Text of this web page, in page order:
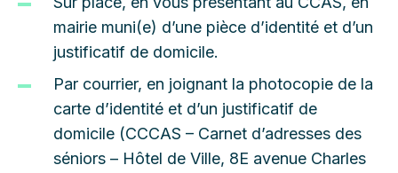
mairie muni(e) d’une pièce d’identité et d’un
justificatif de domicile.
Par courrier, en joignant la photocopie de la
carte d’identité et d’un justificatif de
domicile (CCCAS – Carnet d’adresses des
séniors – Hôtel de Ville, 8E avenue Charles